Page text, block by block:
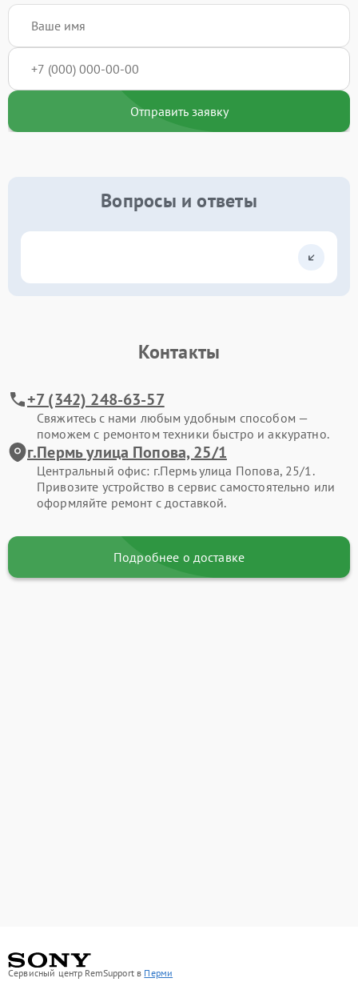
Отправить заявку
Вопросы и ответы
Контакты
+7 (342) 248-63-57
Свяжитесь с нами любым удобным способом —
поможем с ремонтом техники быстро и аккуратно.
г.Пермь улица Попова, 25/1
Центральный офис: г.Пермь улица Попова, 25/1.
Привозите устройство в сервис самостоятельно или
оформляйте ремонт с доставкой.
Подробнее о доставке
Сервисный центр RemSupport в Перми